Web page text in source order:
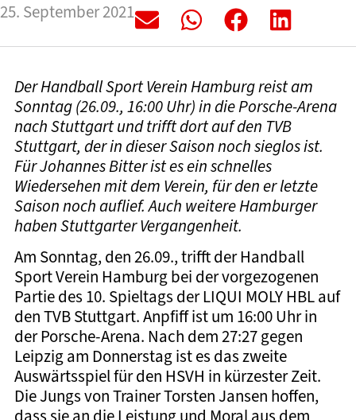
25. September 2021
Der Handball Sport Verein Hamburg reist am
Sonntag (26.09., 16:00 Uhr) in die Porsche-Arena
nach Stuttgart und trifft dort auf den TVB
Stuttgart, der in dieser Saison noch sieglos ist.
Für Johannes Bitter ist es ein schnelles
Wiedersehen mit dem Verein, für den er letzte
Saison noch auflief. Auch weitere Hamburger
haben Stuttgarter Vergangenheit.
Am Sonntag, den 26.09., trifft der Handball
Sport Verein Hamburg bei der vorgezogenen
Partie des 10. Spieltags der LIQUI MOLY HBL auf
den TVB Stuttgart. Anpfiff ist um 16:00 Uhr in
der Porsche-Arena. Nach dem 27:27 gegen
Leipzig am Donnerstag ist es das zweite
Auswärtsspiel für den HSVH in kürzester Zeit.
Die Jungs von Trainer Torsten Jansen hoffen,